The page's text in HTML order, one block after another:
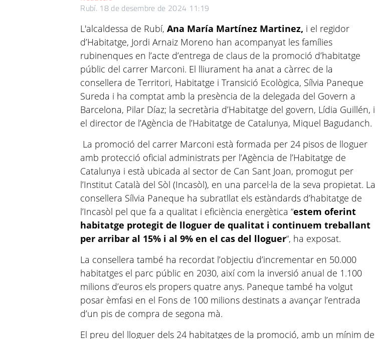
Rubí. 18 de desembre de 2024 11:19
L'alcaldessa de Rubí,Ana María Martínez Martinez, i el regidor
d’Habitatge, Jordi Arnaiz Moreno han acompanyat les famílies
rubinenques en l’acte d’entrega de claus de la promoció d’habitatge
públic del carrer Marconi. El lliurament ha anat a càrrec de la
consellera de Territori, Habitatge i Transició Ecològica, Sílvia Paneque
Sureda i ha comptat amb la presència de la delegada del Govern a
Barcelona, Pilar Díaz; la secretària d’Habitatge del govern, Lídia Guillén, i
el director de l’Agència de l’Habitatge de Catalunya, Miquel Bagudanch.
La promoció del carrer Marconi està formada per 24 pisos de lloguer
amb protecció oficial administrats per l’Agència de l’Habitatge de
Catalunya i està ubicada al sector de Can Sant Joan, promogut per
l’Institut Català del Sòl (Incasòl), en una parcel·la de la seva propietat. La
consellera Sílvia Paneque ha subratllat els estàndards d’habitatge de
l’Incasòl pel que fa a qualitat i eficiència energètica “estem oferint
habitatge protegit de lloguer de qualitat i continuem treballant
per arribar al 15% i al 9% en el cas del lloguer“, ha exposat.
La consellera també ha recordat l’objectiu d’incrementar en 50.000
habitatges el parc públic en 2030, així com la inversió anual de 1.100
milions d’euros els propers quatre anys. Paneque també ha volgut
posar èmfasi en el Fons de 100 milions destinats a avançar l’entrada
d’un pis de compra de segona mà.
El preu del lloguer dels 24 habitatges de la promoció, amb un mínim de